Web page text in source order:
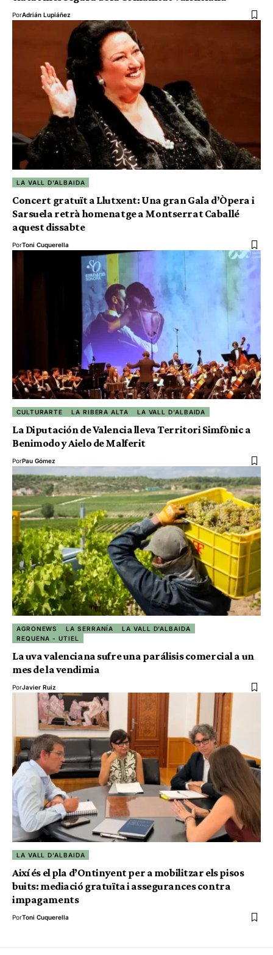
PorAdrián Lupiáñez
LA VALL D'ALBAIDA
Concert gratuït a Llutxent: Una gran Gala d’Òpera i
Sarsuela retrà homenatge a Montserrat Caballé
aquest dissabte
PorToni Cuquerella
CULTURARTE LA RIBERA ALTA LA VALL D'ALBAIDA
La Diputación de Valencia lleva Territori Simfònic a
Benimodo y Aielo de Malferit
PorPau Gómez
AGRONEWS LA SERRANÍA
LA VALL D'ALBAIDA
REQUENA - UTIEL
La uva valenciana sufre una parálisis comercial a un
mes de la vendimia
PorJavier Ruiz
LA VALL D'ALBAIDA
Així és el pla d’Ontinyent per a mobilitzar els pisos
buits: mediació gratuïta i assegurances contra
impagaments
PorToni Cuquerella